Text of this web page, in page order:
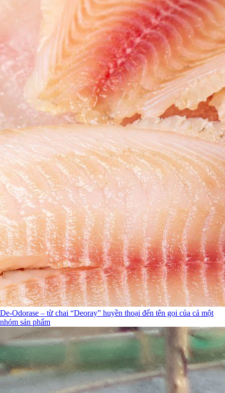
De-Odorase – từ chai “Deoray” huyền thoại đến tên gọi của cả một
nhóm sản phẩm